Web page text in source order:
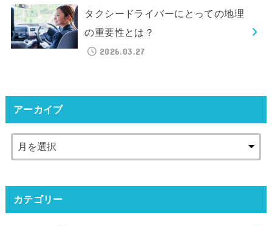
タクシードライバーにとっての地理
の重要性とは？
2026.03.27
アーカイブ
カテゴリー